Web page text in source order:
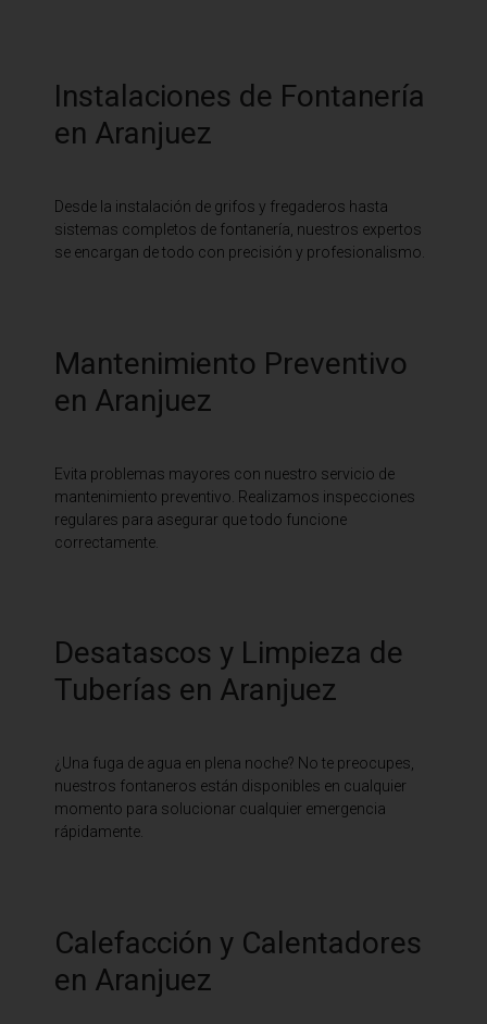
Instalaciones de Fontanería
en Aranjuez
Desde la instalación de grifos y fregaderos hasta
sistemas completos de fontanería, nuestros expertos
se encargan de todo con precisión y profesionalismo.
Mantenimiento Preventivo
en Aranjuez
Evita problemas mayores con nuestro servicio de
mantenimiento preventivo. Realizamos inspecciones
regulares para asegurar que todo funcione
correctamente.
Desatascos y Limpieza de
Tuberías en Aranjuez
¿Una fuga de agua en plena noche? No te preocupes,
nuestros fontaneros están disponibles en cualquier
momento para solucionar cualquier emergencia
rápidamente.
Calefacción y Calentadores
en Aranjuez